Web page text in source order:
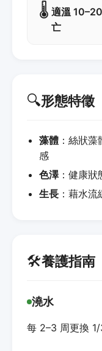
🌡️ 適溫
亡
🔍形態特徵
藻體 ：絲狀
感
色澤：健康狀
生長 ：藉水
🛠️養護指南
澆水
每 2–3 周更換